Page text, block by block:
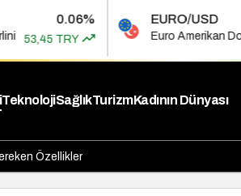
EURO/USD -0.22%
Euro Amerikan Doları 1,15 TRY
TeknolojiSağlıkTurizmKadının Dünyası
Özellikler